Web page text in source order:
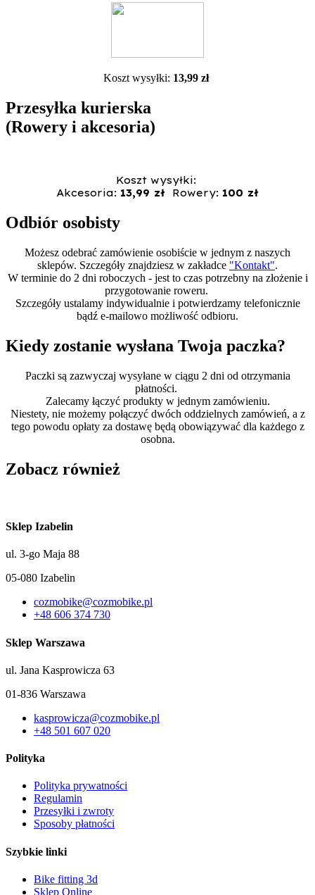
Koszt wysyłki: 13,99 zł
Przesyłka kurierska
(Rowery i akcesoria)
Koszt wysyłki:
Akcesoria: 13,99 zł Rowery: 100 zł
Odbiór osobisty
Możesz odebrać zamówienie osobiście w jednym z naszych
sklepów. Szczegóły znajdziesz w zakładce "Kontakt".
W terminie do 2 dni roboczych - jest to czas potrzebny na złożenie i
przygotowanie roweru.
Szczegóły ustalamy indywidualnie i potwierdzamy telefonicznie
bądź e-mailowo możliwość odbioru.
Kiedy zostanie wysłana Twoja paczka?
Paczki są zazwyczaj wysyłane w ciągu 2 dni od otrzymania
płatności.
Zalecamy łączyć produkty w jednym zamówieniu.
Niestety, nie możemy połączyć dwóch oddzielnych zamówień, a z
tego powodu opłaty za dostawę będą obowiązywać dla każdego z
osobna.
Zobacz również
Sklep Izabelin
ul. 3-go Maja 88
05-080 Izabelin
cozmobike@cozmobike.pl
+48 606 374 730
Sklep Warszawa
ul. Jana Kasprowicza 63
01-836 Warszawa
kasprowicza@cozmobike.pl
+48 501 607 020
Polityka
Polityka prywatności
Regulamin
Przesyłki i zwroty
Sposoby płatności
Szybkie linki
Bike fitting 3d
Sklep Online